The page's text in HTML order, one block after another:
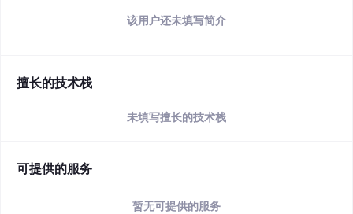
该用户还未填写简介
擅长的技术栈
未填写擅长的技术栈
可提供的服务
暂无可提供的服务